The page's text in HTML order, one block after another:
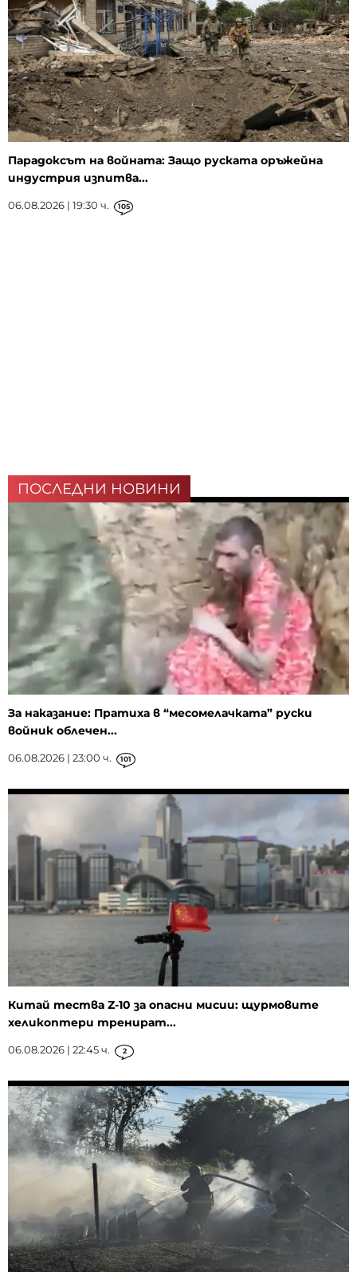
Парадоксът на войната: Защо руската оръжейна
индустрия изпитва...
06.08.2026 | 19:30 ч. 105
ПОСЛЕДНИ НОВИНИ
За наказание: Пратиха в “месомелачката” руски
войник облечен...
06.08.2026 | 23:00 ч. 101
Китай тества Z-10 за опасни мисии: щурмовите
хеликоптери тренират...
06.08.2026 | 22:45 ч. 2